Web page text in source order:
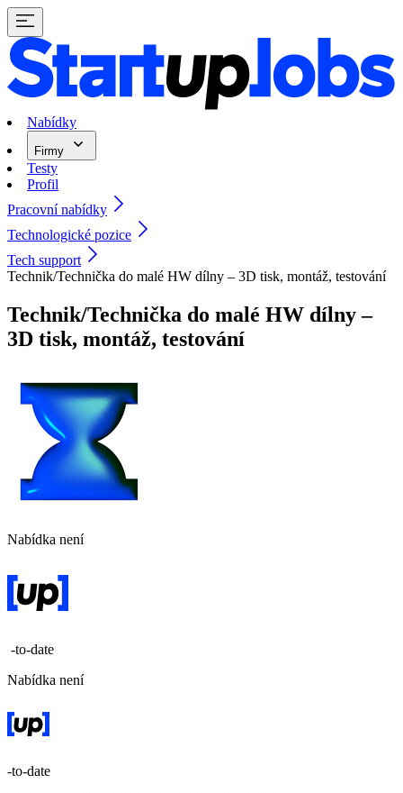
Nabídky
Firmy
Testy
Profil
Pracovní nabídky
Technologické pozice
Tech support
Technik/Technička do malé HW dílny – 3D tisk, montáž, testování
Technik/Technička do malé HW dílny –
3D tisk, montáž, testování
Nabídka není
-to-date
Nabídka není
-to-date